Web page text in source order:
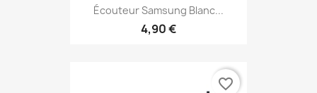
Écouteur Samsung Blanc...
4,90 €
favorite_border